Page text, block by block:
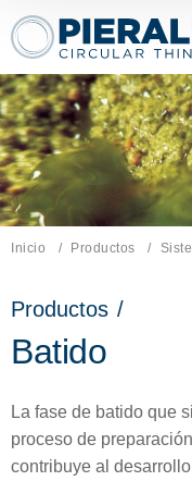
Pieralisi
Inicio Productos
Productos /
Batido
La fase de batido que
proceso de
contribuye al